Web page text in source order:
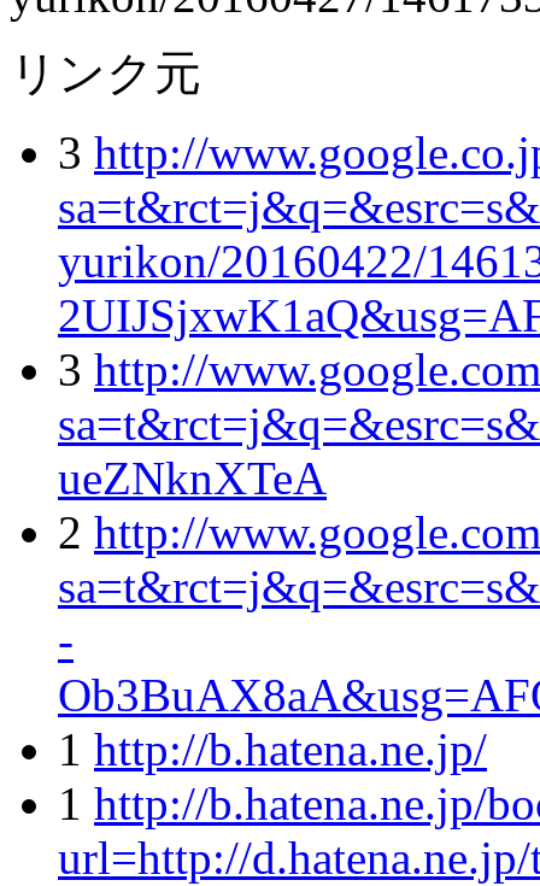
リンク元
3 http://
yurikon/20160422/
3 http://
ueZNknXTeA
2 http://
-
1 http://b.hatena.ne.jp/
1 http://b.hatena.ne.jp/
url=http://